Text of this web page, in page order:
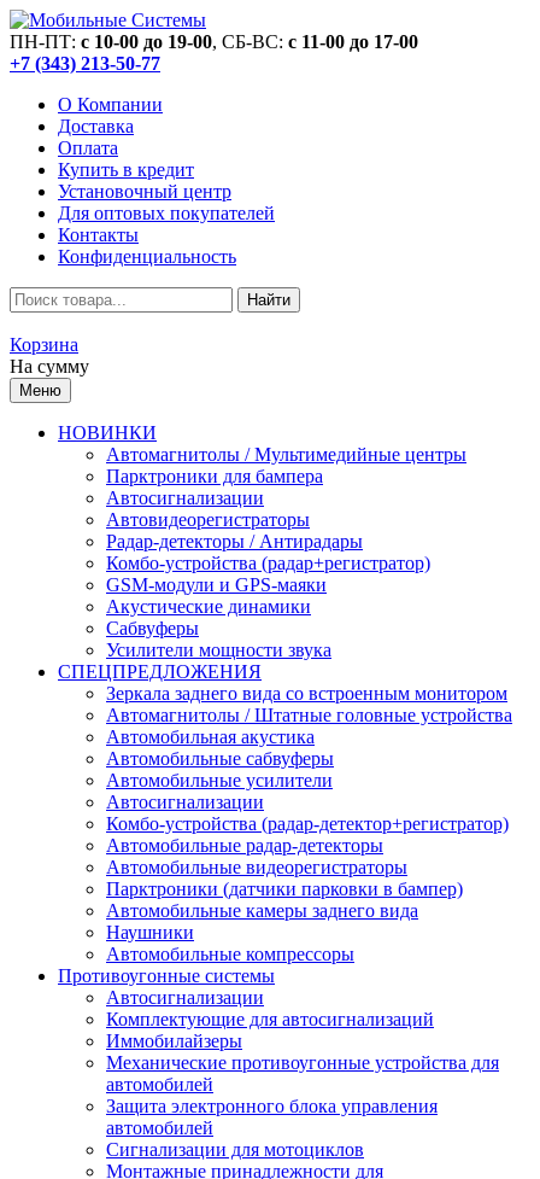
ПН-ПТ: c 10-00 до 19-00, СБ-ВС: c 11-00 до 17-00
+7 (343) 213-50-77
О Компании
Доставка
Оплата
Купить в кредит
Установочный центр
Для оптовых покупателей
Контакты
Конфиденциальность
Найти
Корзина
На сумму
Меню
НОВИНКИ
Автомагнитолы / Мультимедийные центры
Парктроники для бампера
Автосигнализации
Автовидеорегистраторы
Радар-детекторы / Антирадары
Комбо-устройства (радар+регистратор)
GSM-модули и GPS-маяки
Акустические динамики
Сабвуферы
Усилители мощности звука
СПЕЦПРЕДЛОЖЕНИЯ
Зеркала заднего вида со встроенным монитором
Автомагнитолы / Штатные головные устройства
Автомобильная акустика
Автомобильные сабвуферы
Автомобильные усилители
Автосигнализации
Комбо-устройства (радар-детектор+регистратор)
Автомобильные радар-детекторы
Автомобильные видеорегистраторы
Парктроники (датчики парковки в бампер)
Автомобильные камеры заднего вида
Наушники
Автомобильные компрессоры
Противоугонные системы
Автосигнализации
Комплектующие для автосигнализаций
Иммобилайзеры
Механические противоугонные устройства для
автомобилей
Защита электронного блока управления
автомобилей
Сигнализации для мотоциклов
Монтажные принадлежности для